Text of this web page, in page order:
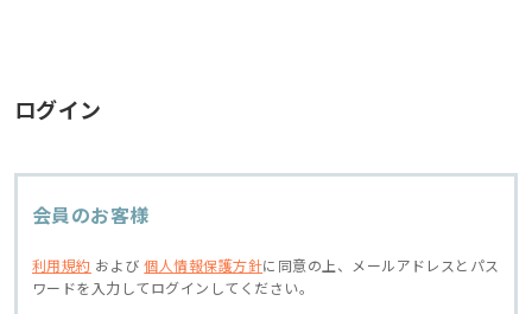
ログイン
会員のお客様
利用規約 および個人情報保護方針に同意の上、
メールアドレスとパス
ワードを入力してログインしてください。